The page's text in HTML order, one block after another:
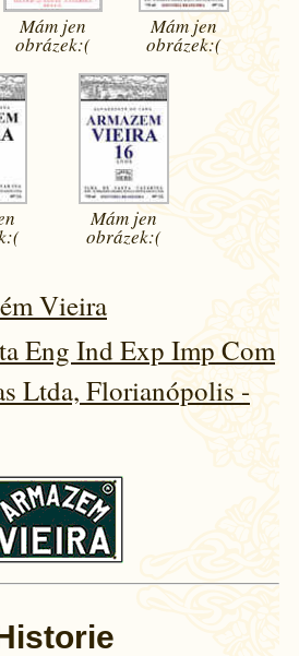
Mám jen
obrázek:(
Mám jen
obrázek:(
Mám jen
obrázek:(
Vieira
Eng Ind Exp Imp Com
Ltda, Florianópolis -